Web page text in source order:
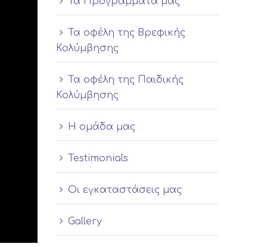
Τα οφέλη της Βρεφικής
Κολύμβησης
Τα οφέλη της Παιδικής
Κολύμβησης
Η ομάδα μας
Testimonials
Οι εγκαταστάσεις μας
Gallery